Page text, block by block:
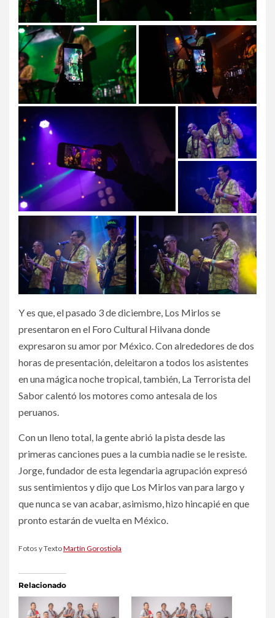
Y es que, el pasado 3 de diciembre, Los Mirlos se
presentaron en el Foro Cultural Hilvana donde
expresaron su amor por México. Con alrededores de dos
horas de presentación, deleitaron a todos los asistentes
en una mágica noche tropical, también, La Terrorista del
Sabor calentó los motores como antesala de los
peruanos.
Con un lleno total, la gente abrió la pista desde las
primeras canciones pues a la cumbia nadie se le resiste.
Jorge, fundador de esta legendaria agrupación expresó
sus sentimientos y dijo que Los Mirlos van para largo y
que nunca se van acabar, asimismo, hizo hincapié en que
pronto estarán de vuelta en México.
Fotos y TextoMartín Gorostiola
Relacionado